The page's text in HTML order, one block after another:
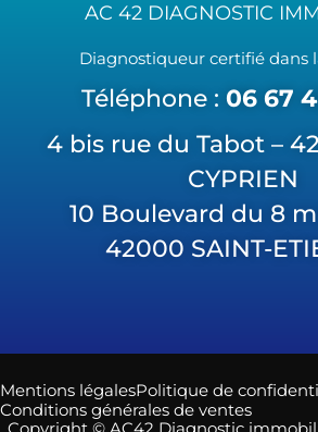
AC 42 DIAGNOSTIC
Diagnostiqueur certifié dans
Téléphone : 06 67
4 bis rue du Tabot –
CYPRIEN
10 Boulevard du 8
42000 SAINT-
Mentions légalesPolitique de
Conditions générales de ventes